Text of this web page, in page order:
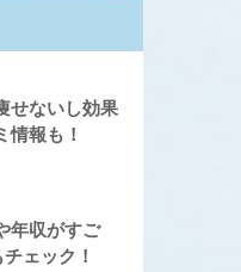
せないし効果
情報も！
年収がすご
ェック！